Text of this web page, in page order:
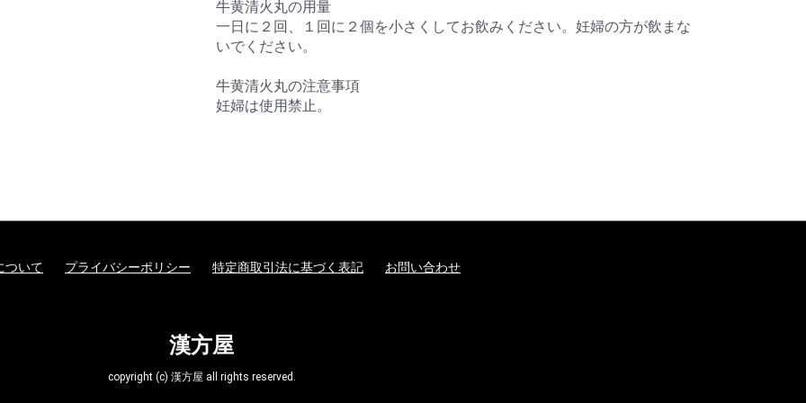
牛黄清火丸の用量
一日に２回、１回に２個を小さくしてお飲みください。妊婦の方が飲まな
いでください。
牛黄清火丸の注意事項
妊婦は使用禁止。
ついて プライバシーポリシー 特定商取引法に基づく表記 お問い合わせ
漢方屋
copyright (c) 漢方屋 all rights reserved.